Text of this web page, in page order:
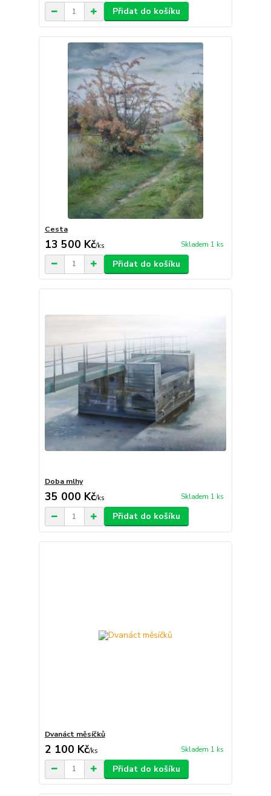
Přidat do košíku
Cesta
13 500 Kč/ks Skladem 1 ks
Přidat do košíku
Doba mlhy
35 000 Kč/ks Skladem 1 ks
Přidat do košíku
Dvanáct měsíčků
2 100 Kč/ks Skladem 1 ks
Přidat do košíku